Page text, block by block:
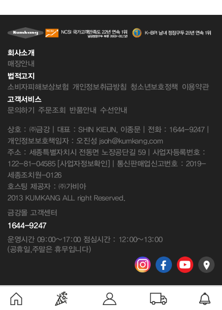
회사소개
매장안내
법적고지
소비자피해보상보험 개인정보취급방침 청소년보호정책 이용약관
고객서비스
문의하기 주문조회 반품안내 수선안내
상호 : ㈜금강 | 대표 : SHIN KIEUN, 이종문 | 전화 : 1644-9247 |
개인정보보호책임자 : 오진성 jsoh@kumkang.com
주소 : 세종특별자치시 전동면 노장공단길 59 | 사업자등록번호 :
122-81-04585 [사업자정보확인] | 통신판매업신고번호 : 2019-
세종조치원-0126
호스팅 제공자 : ㈜가비아
2013 KUMKANG ALL right Reserved.
금강몰 고객센터
1644-9247
운영시간 09:00~17:00 점심시간 : 12:00~13:00
(공휴일,주말은 휴무입니다)